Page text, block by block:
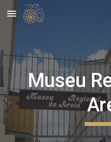
Skip to main content
Museu